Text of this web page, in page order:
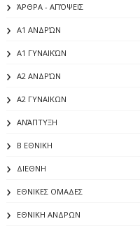
ΆΡΘΡΑ - ΑΠΌΨΕΙΣ
Α1 ΑΝΔΡΏΝ
Α1 ΓΥΝΑΙΚΏΝ
Α2 ΑΝΔΡΏΝ
Α2 ΓΥΝΑΙΚΩΝ
ΑΝΆΠΤΥΞΗ
Β ΕΘΝΙΚΗ
ΔΙΕΘΝΗ
ΕΘΝΙΚΕΣ ΟΜΑΔΕΣ
ΕΘΝΙΚΗ ΑΝΔΡΩΝ